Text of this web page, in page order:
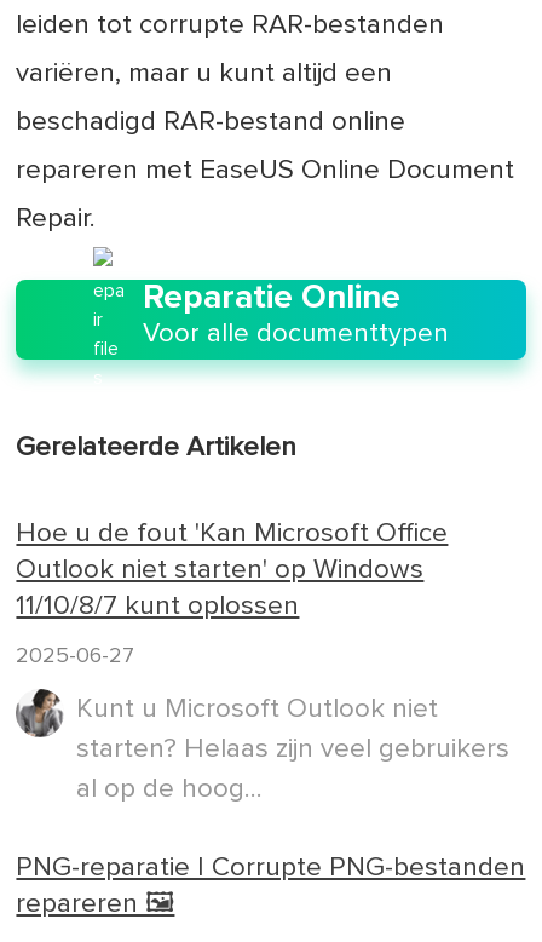
leiden tot corrupte RAR-bestanden
variëren, maar u kunt altijd een
beschadigd RAR-bestand online
repareren met EaseUS Online Document
Repair.
Reparatie Online
Voor alle documenttypen
Gerelateerde Artikelen
Hoe u de fout 'Kan Microsoft Office
Outlook niet starten' op Windows
11/10/8/7 kunt oplossen
2025-06-27
Kunt u Microsoft Outlook niet
starten? Helaas zijn veel gebruikers
al op de hoog...
PNG-reparatie | Corrupte PNG-bestanden
repareren 🖼️